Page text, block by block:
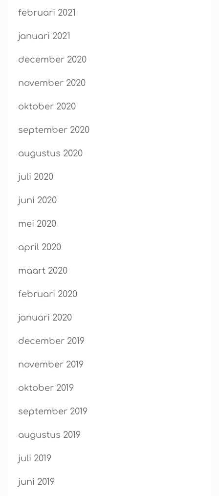
februari 2021
januari 2021
december 2020
november 2020
oktober 2020
september 2020
augustus 2020
juli 2020
juni 2020
mei 2020
april 2020
maart 2020
februari 2020
januari 2020
december 2019
november 2019
oktober 2019
september 2019
augustus 2019
juli 2019
juni 2019